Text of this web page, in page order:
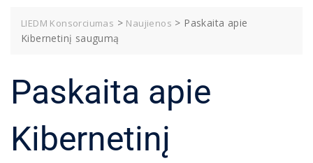
LIEDM Konsorciumas > Naujienos > Paskaita apie
Kibernetinį saugumą
Paskaita apie
Kibernetinį